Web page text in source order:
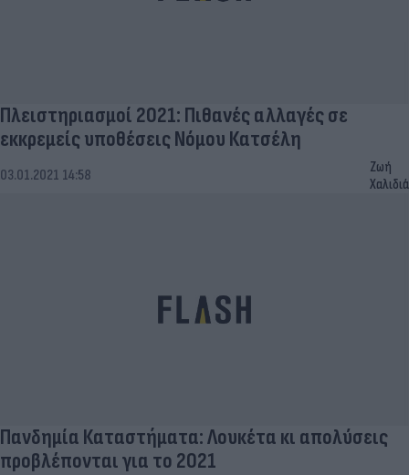
Πλειστηριασμοί 2021: Πιθανές αλλαγές σε
εκκρεμείς υποθέσεις Νόμου Κατσέλη
03.01.2021 14:58
Ζωή
Χαλιδιά
Πανδημία Καταστήματα: Λουκέτα κι απολύσεις
προβλέπονται για το 2021